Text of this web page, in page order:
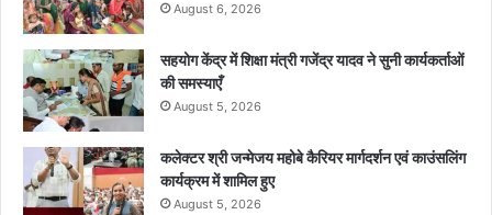
August 6, 2026
सहयोग केंद्र में शिक्षा मंत्री गजेंद्र यादव ने सुनी कार्यकर्ताओं
की समस्याएँ
August 5, 2026
कलेक्टर श्री जन्मेजय महोबे कैरियर मार्गदर्शन एवं काउंसलिंग
कार्यक्रम में शामिल हुए
August 5, 2026